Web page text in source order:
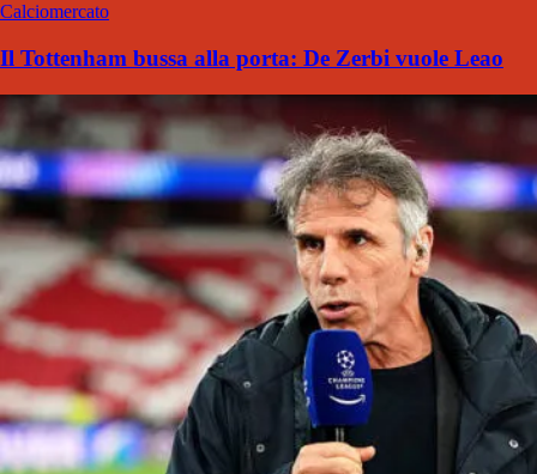
Calciomercato
Il Tottenham bussa alla porta: De Zerbi vuole Leao